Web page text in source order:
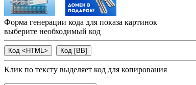
Форма генерации кода для показа картинок
выберите необходимый код
Клик по тексту выделяет код для копирования